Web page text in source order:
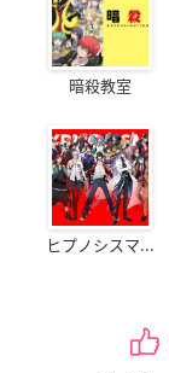
暗殺教室
ヒプノシスマ...